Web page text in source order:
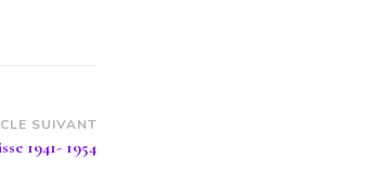
SUIVANT
1941- 1954